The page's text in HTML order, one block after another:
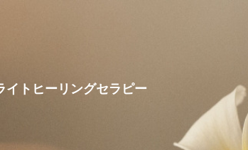
イトヒーリングセラピー